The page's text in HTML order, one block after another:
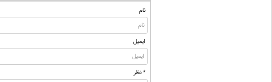
نام
ایمیل
* نظر